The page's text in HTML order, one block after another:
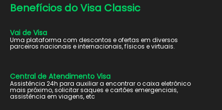
Benefícios doVisa Classic
Vai de Visa
Uma plataforma com descontos e ofertas em diversos
parceiros nacionais e internacionais, físicos e virtuais.
Central de Atendimento Visa
Assistência 24h para auxiliar a encontrar o caixa eletrônico
mais próximo, solicitar saques e cartões emergenciais,
assistência em viagens, etc